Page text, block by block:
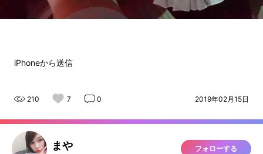
iPhoneから送信
210 7 0 2019年02月15日
まや フォローする